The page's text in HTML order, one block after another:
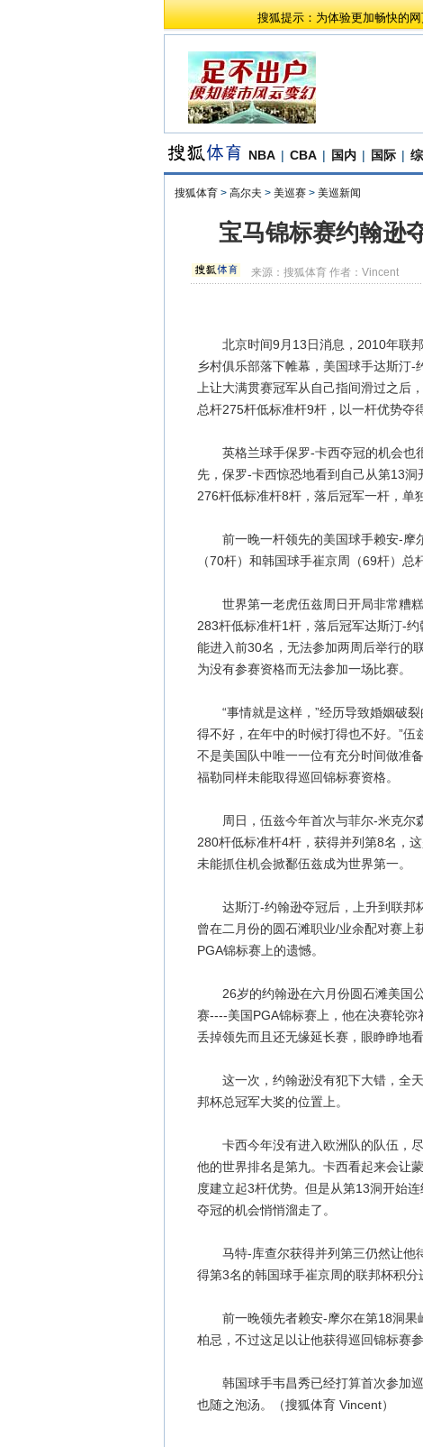
搜狐提示：为体验更加畅快的
NBA | CBA | 国内 | 国际 |
搜狐体育 > 高尔夫 > 美巡赛 > 美巡新闻
宝马锦标赛约翰逊
来源：搜狐体育 作者：Vincent
北京时间9月13日消息，2010年联邦
乡村俱乐部落下帷幕，美国球手达斯汀
上让大满贯赛冠军从自己指间滑过之后
总杆275杆低标准杆9杆，以一杆优势夺
英格兰球手保罗-卡西夺冠的机会也
先，保罗-卡西惊恐地看到自己从第13
276杆低标准杆8杆，落后冠军一杆，单
前一晚一杆领先的美国球手赖安-摩
（70杆）和韩国球手崔京周（69杆）总
世界第一老虎伍兹周日开局非常糟糕
283杆低标准杆1杆，落后冠军达斯汀-
能进入前30名，无法参加两周后举行的
为没有参赛资格而无法参加一场比赛。
“事情就是这样，”经历导致婚姻破裂
得不好，在年中的时候打得也不好。”
不是美国队中唯一一位有充分时间做准
福勒同样未能取得巡回锦标赛资格。
周日，伍兹今年首次与菲尔-米克尔
280杆低标准杆4杆，获得并列第8名，
未能抓住机会掀鄱伍兹成为世界第一。
达斯汀-约翰逊夺冠后，上升到联邦
曾在二月份的圆石滩职业/业余配对赛上
PGA锦标赛上的遗憾。
26岁的约翰逊在六月份圆石滩美国公
赛----美国PGA锦标赛上，他在决赛轮
丢掉领先而且还无缘延长赛，眼睁睁地
这一次，约翰逊没有犯下大错，全天
邦杯总冠军大奖的位置上。
卡西今年没有进入欧洲队的队伍，尽
他的世界排名是第九。卡西看起来会让
度建立起3杆优势。但是从第13洞开始
夺冠的机会悄悄溜走了。
马特-库查尔获得并列第三仍然让他
得第3名的韩国球手崔京周的联邦杯积分
前一晚领先者赖安-摩尔在第18洞果
柏忌，不过这足以让他获得巡回锦标赛参
韩国球手韦昌秀已经打算首次参加巡
也随之泡汤。（搜狐体育 Vincent）